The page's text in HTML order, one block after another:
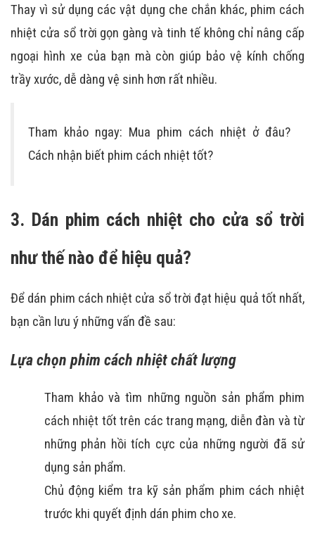
Thay vì sử dụng các vật dụng che chắn khác, phim cách
nhiệt cửa sổ trời gọn gàng và tinh tế không chỉ nâng cấp
ngoại hình xe của bạn mà còn giúp bảo vệ kính chống
trầy xước, dễ dàng vệ sinh hơn rất nhiều.
Tham khảo ngay: Mua phim cách nhiệt ở đâu?
Cách nhận biết phim cách nhiệt tốt?
3. Dán phim cách nhiệt cho cửa sổ trời
như thế nào để hiệu quả?
Để dán phim cách nhiệt cửa sổ trời đạt hiệu quả tốt nhất,
bạn cần lưu ý những vấn đề sau:
Lựa chọn phim cách nhiệt chất lượng
Tham khảo và tìm những nguồn sản phẩm phim
cách nhiệt tốt trên các trang mạng, diễn đàn và từ
những phản hồi tích cực của những người đã sử
dụng sản phẩm.
Chủ động kiểm tra kỹ sản phẩm phim cách nhiệt
trước khi quyết định dán phim cho xe.